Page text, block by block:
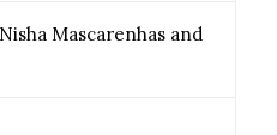
Mascarenhas and